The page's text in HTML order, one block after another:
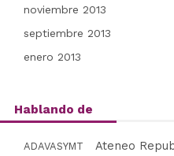
noviembre 2013
septiembre 2013
enero 2013
Hablando de
ADAVASYMT Ateneo